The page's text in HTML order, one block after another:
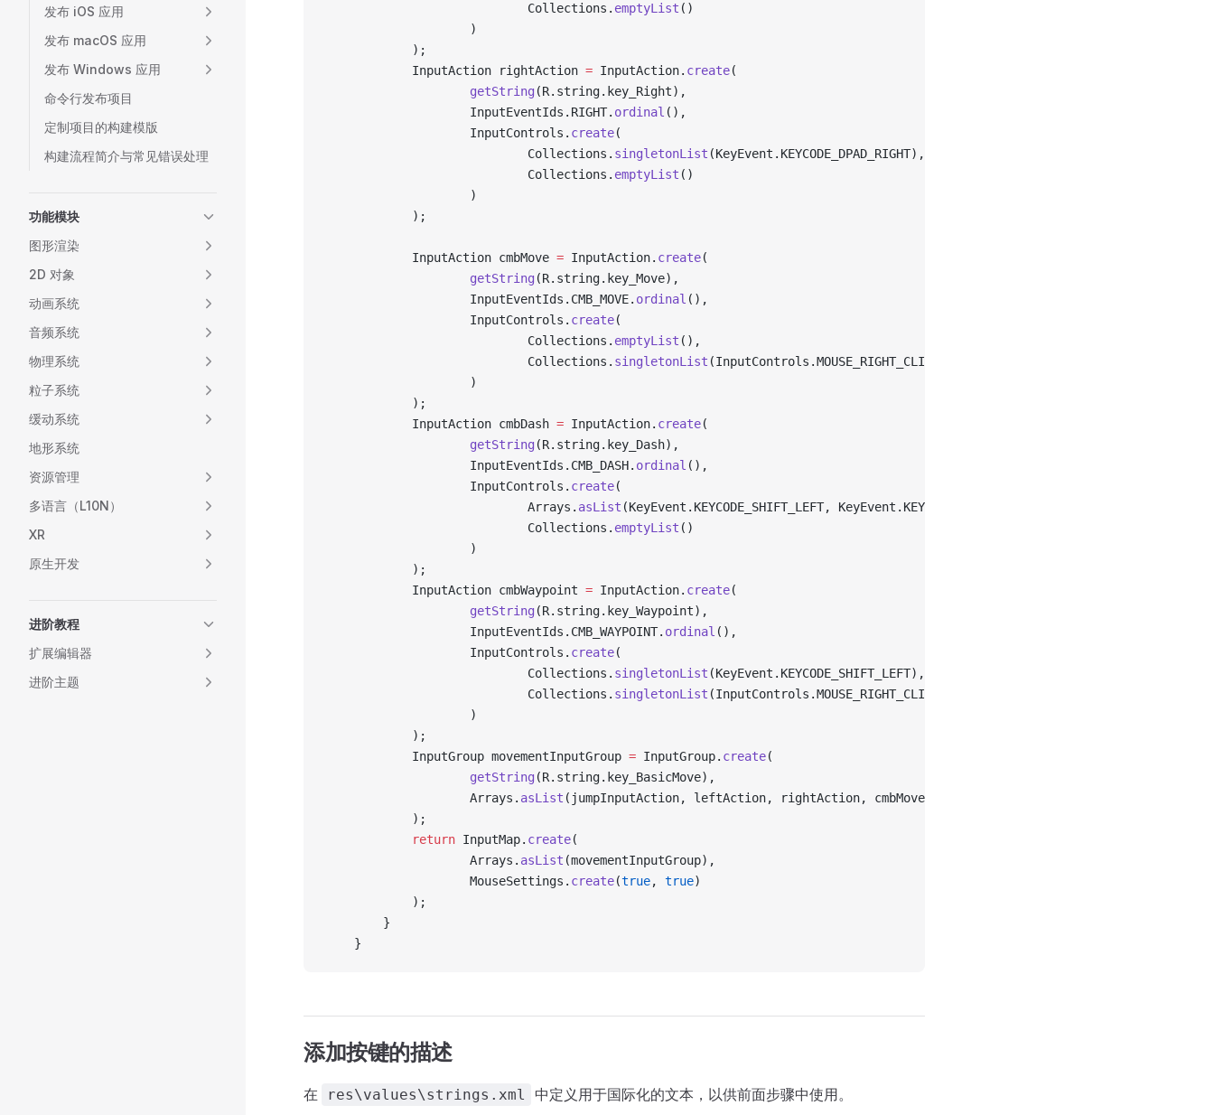
发布 iOS 应用
发布 macOS 应用
发布 Windows 应用
命令行发布项目
定制项目的构建模版
构建流程简介与常见错误处理
功能模块
图形渲染
2D 对象
动画系统
音频系统
物理系统
粒子系统
缓动系统
地形系统
资源管理
多语言（L10N）
XR
原生开发
进阶教程
扩展编辑器
进阶主题
                            Collections.
emptyList ()
                    )
            );
            InputAction rightAction
= InputAction. create(
                    getString
(R.string.key_Right),
                    InputEventIds.RIGHT.
ordinal (),
                    InputControls.
create(
                            Collections.
singletonList (KeyEvent.KEYCODE_DPAD_RIGHT),
                            Collections.
emptyList ()
                    )
            );
            InputAction cmbMove
= InputAction. create(
                    getString
(R.string.key_Move),
                    InputEventIds.CMB_MOVE.
ordinal (),
                    InputControls.
create(
                            Collections.
emptyList (),
                            Collections.
singletonList (InputControls.MOUSE_RIGHT_CLICK)
                    )
            );
            InputAction cmbDash
= InputAction. create(
                    getString
(R.string.key_Dash),
                    InputEventIds.CMB_DASH.
ordinal (),
                    InputControls.
create(
                            Arrays.
asList (KeyEvent.KEYCODE_SHIFT_LEFT, KeyEvent.KEYCODE_SPACE),
                            Collections.
emptyList ()
                    )
            );
            InputAction cmbWaypoint
= InputAction. create(
                    getString
(R.string.key_Waypoint),
                    InputEventIds.CMB_WAYPOINT.
ordinal (),
                    InputControls.
create(
                            Collections.
singletonList (KeyEvent.KEYCODE_SHIFT_LEFT),
                            Collections.
singletonList (InputControls.MOUSE_RIGHT_CLICK)
                    )
            );
            InputGroup movementInputGroup
= InputGroup. create(
                    getString
(R.string.key_BasicMove),
                    Arrays.
asList (jumpInputAction, leftAction, rightAction, cmbMove, cmbDash, cmbWaypoint)
            );
            return
InputMap. create(
                    Arrays.
asList (movementInputGroup),
                    MouseSettings.
create(true, true)
            );
        }
    }
添加按键的描述
在 res\values\strings.xml 中定义用于国际化的文本，以供前面步骤中使用。